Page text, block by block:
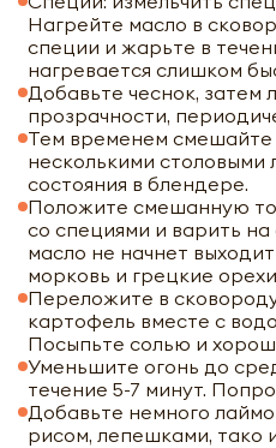
Нагрейте масло в
специи и жарьте в
нагревается слишком
Добавьте чеснок, затем
прозрачности,
Тем временем
несколькими
состояния в блендере.
Положите смешанную
со специями и варить
масло не начнет
морковь и грецкие
Переложите в
картофель вместе с
Посыпьте солью и
Уменьшите огонь до
течение 5-7 минут.
Добавьте немного
рисом, лепешками, тако